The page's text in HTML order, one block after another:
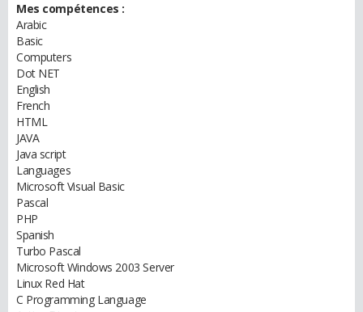
Mes compétences :
Arabic
Basic
Computers
Dot NET
English
French
HTML
JAVA
Java script
Languages
Microsoft Visual Basic
Pascal
PHP
Spanish
Turbo Pascal
Microsoft Windows 2003 Server
Linux Red Hat
C Programming Language